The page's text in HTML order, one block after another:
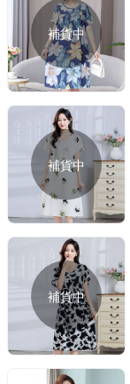
補貨中
補貨中
補貨中